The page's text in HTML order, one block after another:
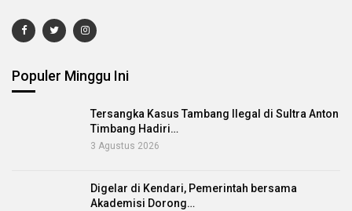
Populer Minggu Ini
Tersangka Kasus Tambang Ilegal di Sultra Anton
Timbang Hadiri…
3 Agustus 2026
Digelar di Kendari, Pemerintah bersama
Akademisi Dorong…